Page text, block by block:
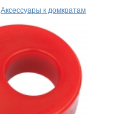
Аксессуары к домкратам